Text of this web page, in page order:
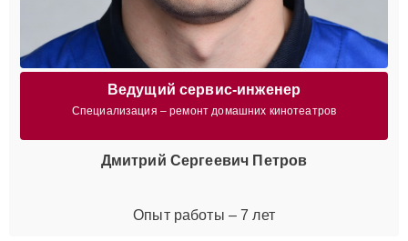
Ведущий сервис-инженер
Специализация – ремонт домашних кинотеатров
Дмитрий Сергеевич Петров
Опыт работы – 7 лет